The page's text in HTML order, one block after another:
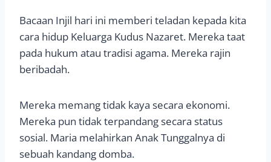
Bacaan Injil hari ini memberi teladan kepada kita
cara hidup Keluarga Kudus Nazaret. Mereka taat
pada hukum atau tradisi agama. Mereka rajin
beribadah.
Mereka memang tidak kaya secara ekonomi.
Mereka pun tidak terpandang secara status
sosial. Maria melahirkan Anak Tunggalnya di
sebuah kandang domba.